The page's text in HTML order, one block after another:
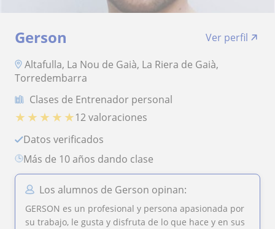
Gerson
Ver perfil
Altafulla, La Nou de Gaià, La Riera de Gaià,
Torredembarra
Clases de Entrenador personal
★ ★ ★ ★ ★12 valoraciones
Datos verificados
más de 10 años dando clase
Los alumnos de Gerson opinan:
GERSON es un profesional y persona apasionada por
su trabajo, le gusta y disfruta de lo que hace y en sus